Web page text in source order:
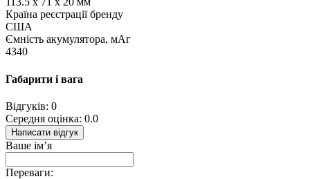
Країна реєстрації бренду
США
Ємність акумулятора, мАг
4340
Габарити і вага
Відгуків: 0
Середня оцінка: 0.0
Написати відгук
Ваше ім’я
Переваги: